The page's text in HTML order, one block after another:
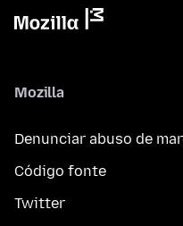
Mozilla
Denunciar abuso de
Código fonte
Twitter